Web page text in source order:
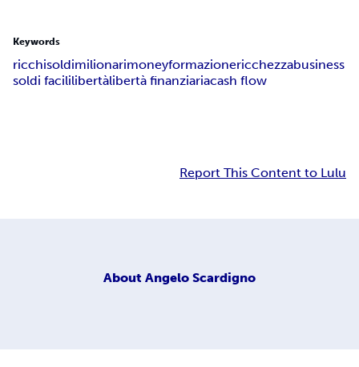
Keywords
ricchisoldimilionarimoneyformazionericchezzabusiness
soldi facililibertàlibertà finanziariacash flow
Report This Content to Lulu
About Angelo Scardigno